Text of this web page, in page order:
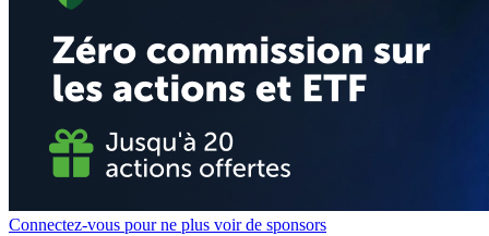
Connectez-vous pour ne plus voir de sponsors